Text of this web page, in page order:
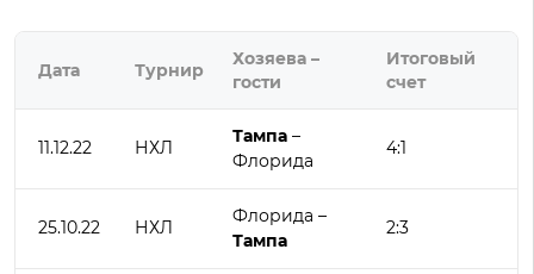
Дата Турнир
Хозяева –
гости
Итоговый
счет
11.12.22 НХЛ
Тампа –
Флорида
4:1
25.10.22 НХЛ
Флорида –
Тампа
2:3